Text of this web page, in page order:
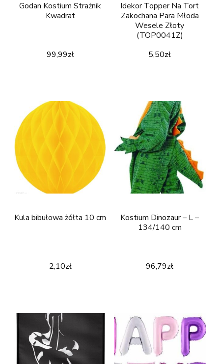
Godan Kostium Strażnik
Kwadrat
99,99zł
Idekor Topper Na Tort
Zakochana Para Młoda
Wesele Złoty
(TOP0041Z)
5,50zł
Kula bibułowa żółta 10 cm
2,10zł
Kostium Dinozaur – L –
134/140 cm
96,79zł